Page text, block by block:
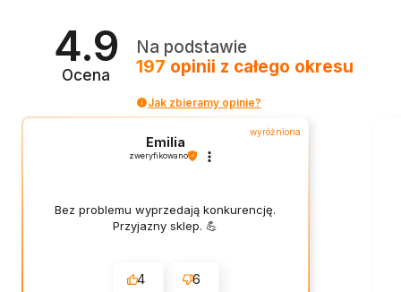
4.9
Ocena
Na podstawie
197 opinii z całego okresu
Jak zbieramy opinie?
wyróżniona
Emilia
zweryfikowano
Bez problemu wyprzedają konkurencję.
Przyjazny sklep. 💪
4 6